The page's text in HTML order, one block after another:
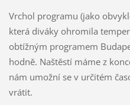
Vrchol programu (jako
která diváky ohromila
obtížným programem
hodně. Naštěstí máme z
nám umožní se v určitém
vrátit.